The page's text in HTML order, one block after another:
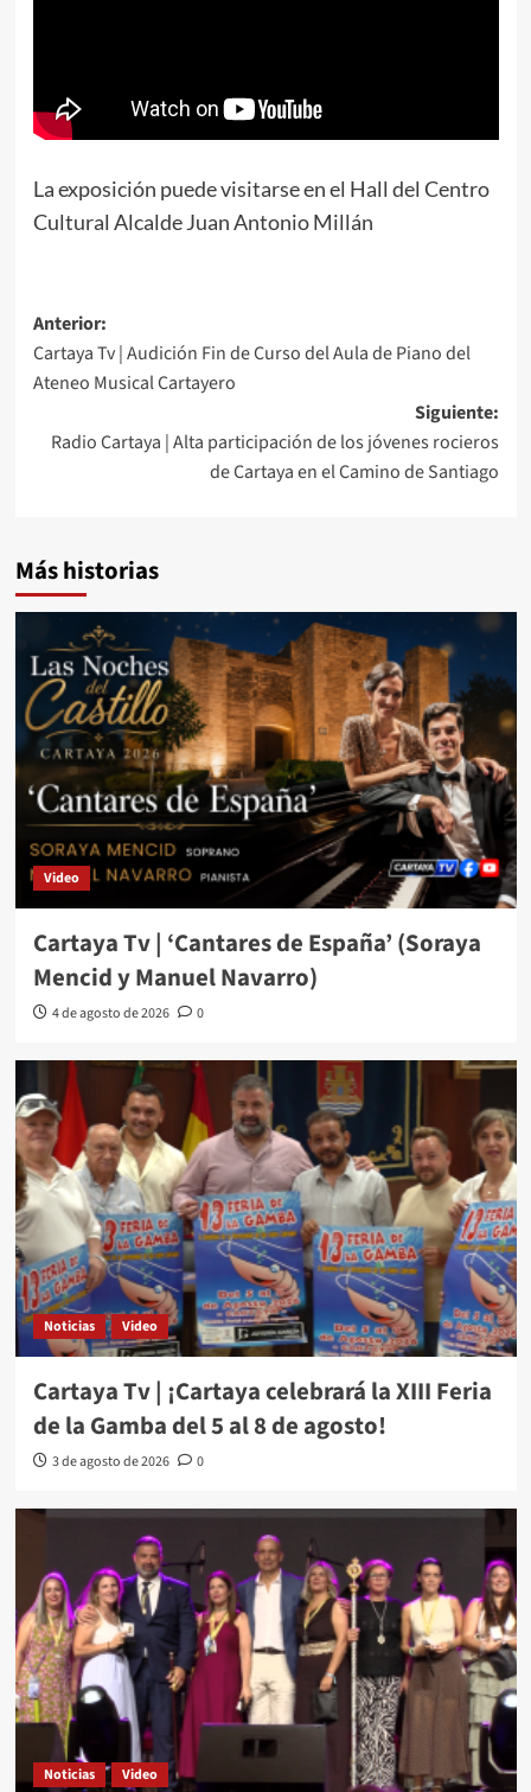
La exposición puede visitarse en el Hall del Centro
Cultural Alcalde Juan Antonio Millán
Anterior:
Cartaya Tv | Audición Fin de Curso del Aula de Piano del
Ateneo Musical Cartayero
Siguiente:
Radio Cartaya | Alta participación de los jóvenes rocieros
de Cartaya en el Camino de Santiago
Más historias
Video
Cartaya Tv | ‘Cantares de España’ (Soraya
Mencid y Manuel Navarro)
4 de agosto de 2026 0
Noticias Video
Cartaya Tv | ¡Cartaya celebrará la XIII Feria
de la Gamba del 5 al 8 de agosto!
3 de agosto de 2026 0
Noticias Video